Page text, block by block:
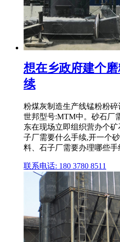
想在乡政府建个
续
粉煤灰制造生产线锰粉粉
世邦型号:MTM中。砂石厂
东在现场立即组织营办个
子厂需要什么手续,开一个
料、石子厂需要办理哪些手
联系电话: 180 3780 8511